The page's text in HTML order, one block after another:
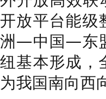
开放平台能级
洲—中国—东
纽基本形成，
为我国南向西